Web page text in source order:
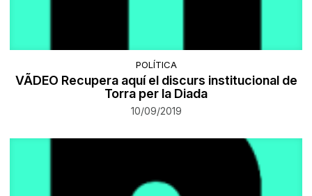
POLÍTICA
VÃDEO Recupera aquí el discurs institucional de
Torra per la Diada
10/09/2019